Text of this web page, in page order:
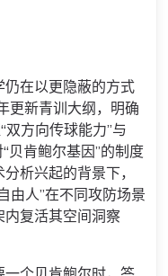
在以更隐蔽的方式
更新青训大纲，明确
方向传球能力”与
贝肯鲍尔基因”的制度
析兴起的背景下，
由人”在不同攻防场景
复活其空间洞察